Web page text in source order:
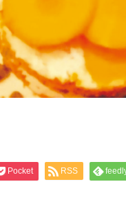
Pocket RSS